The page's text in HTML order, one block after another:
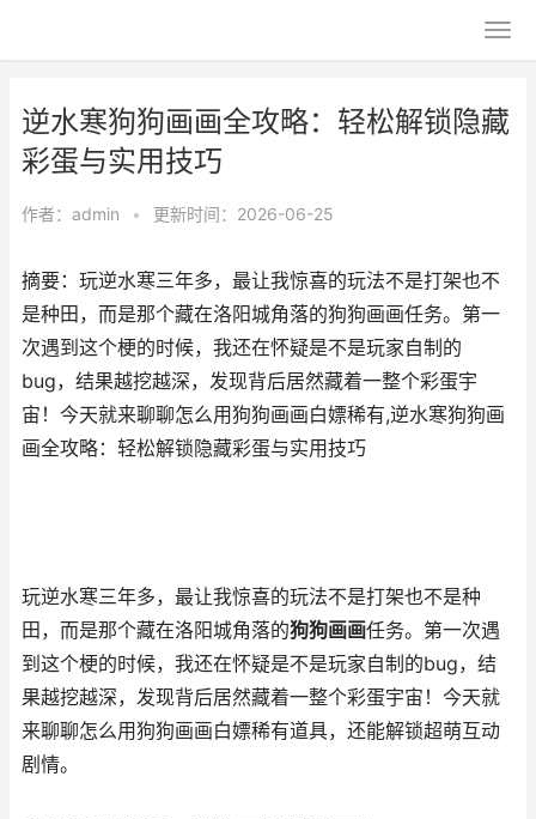
逆水寒狗狗画画全攻略：轻松解锁隐藏
彩蛋与实用技巧
作者： admin • 更新时间：2026-06-25
摘要：玩逆水寒三年多，最让我惊喜的玩法不是打架也不
是种田，而是那个藏在洛阳城角落的狗狗画画任务。第一
次遇到这个梗的时候，我还在怀疑是不是玩家自制的
bug，结果越挖越深，发现背后居然藏着一整个彩蛋宇
宙！今天就来聊聊怎么用狗狗画画白嫖稀有,逆水寒狗狗画
画全攻略：轻松解锁隐藏彩蛋与实用技巧
玩逆水寒三年多，最让我惊喜的玩法不是打架也不是种
田，而是那个藏在洛阳城角落的狗狗画画任务。第一次遇
到这个梗的时候，我还在怀疑是不是玩家自制的bug，结
果越挖越深，发现背后居然藏着一整个彩蛋宇宙！今天就
来聊聊怎么用狗狗画画白嫖稀有道具，还能解锁超萌互动
剧情。